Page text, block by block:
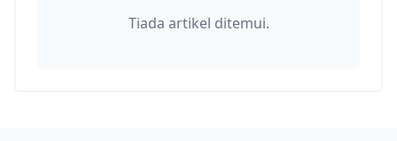
Tiada artikel ditemui.